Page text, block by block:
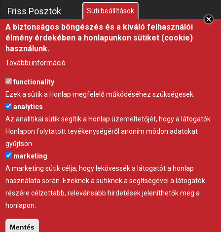
Friss Posztok
Miért fontos a fóliasátor árnyékolása nyáron?
alapfeltétele, professzionális árnyékoló háló a
Gravettitől
Startrac kistraktor – a telepi munka új alapgépe
Adatvédelem
Süti beállítások
A biztonságos böngészés és a kiváló felhasználói
élmény érdekében a honlapunkon sütiket (cookie)
használunk.
További információ
functionality
Ezek a sütik a Honlap megfelelő működéséhez szükségesek.
analytics
Az analitikai sütik segítik a Honlap üzemeltetőjét, hogy a látogatók
Honlapon folytatott tevékenységéről anoním módon adatokat
gyűjtsön.
marketing
A marketing sütik célja, hogy lekövessék a látogatót a honlap
használata során. Ezeknek a sütiknek a segítségével a látogatók
részére célzottabb, relevánsabb hirdetések jeleníthetők meg a
honlapon.
Mentés